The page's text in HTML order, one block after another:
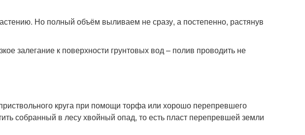
Но полный объём выливаем не сразу, а постепенно, растянув
залегание к поверхности грунтовых вод – полив проводить не
круга при помощи торфа или хорошо перепревшего
собранный в лесу хвойный опад, то есть пласт перепревшей земли